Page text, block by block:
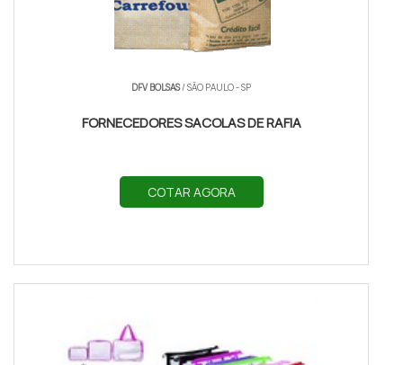
DFV BOLSAS/ SÃO PAULO - SP
FORNECEDORES SACOLAS DE RAFIA
COTAR AGORA